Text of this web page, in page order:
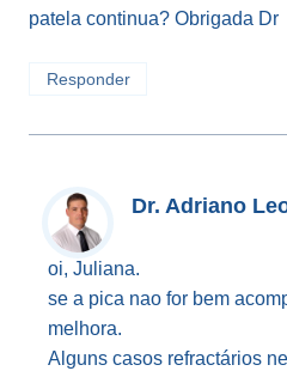
patela continua? Obrigada Dr
Responder
Dr. Adriano
oi, Juliana.
se a pica nao for bem
melhora.
Alguns casos refractários